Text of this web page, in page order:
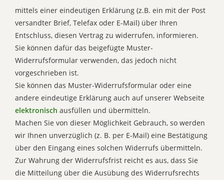
mittels einer eindeutigen Erklärung (z.B. ein mit der Post
versandter Brief, Telefax oder E-Mail) über Ihren
Entschluss, diesen Vertrag zu widerrufen, informieren.
Sie können dafür das beigefügte Muster-
Widerrufsformular verwenden, das jedoch nicht
vorgeschrieben ist.
Sie können das Muster-Widerrufsformular oder eine
andere eindeutige Erklärung auch auf unserer Webseite
elektronisch ausfüllen und übermitteln.
Machen Sie von dieser Möglichkeit Gebrauch, so werden
wir Ihnen unverzüglich (z. B. per E-Mail) eine Bestätigung
über den Eingang eines solchen Widerrufs übermitteln.
Zur Wahrung der Widerrufsfrist reicht es aus, dass Sie
die Mitteilung über die Ausübung des Widerrufsrechts